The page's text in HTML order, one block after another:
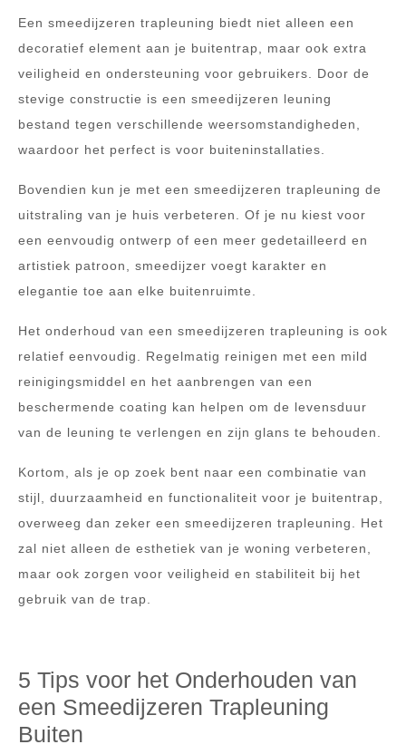
Een smeedijzeren trapleuning biedt niet alleen een
decoratief element aan je buitentrap, maar ook extra
veiligheid en ondersteuning voor gebruikers. Door de
stevige constructie is een smeedijzeren leuning
bestand tegen verschillende weersomstandigheden,
waardoor het perfect is voor buiteninstallaties.
Bovendien kun je met een smeedijzeren trapleuning de
uitstraling van je huis verbeteren. Of je nu kiest voor
een eenvoudig ontwerp of een meer gedetailleerd en
artistiek patroon, smeedijzer voegt karakter en
elegantie toe aan elke buitenruimte.
Het onderhoud van een smeedijzeren trapleuning is ook
relatief eenvoudig. Regelmatig reinigen met een mild
reinigingsmiddel en het aanbrengen van een
beschermende coating kan helpen om de levensduur
van de leuning te verlengen en zijn glans te behouden.
Kortom, als je op zoek bent naar een combinatie van
stijl, duurzaamheid en functionaliteit voor je buitentrap,
overweeg dan zeker een smeedijzeren trapleuning. Het
zal niet alleen de esthetiek van je woning verbeteren,
maar ook zorgen voor veiligheid en stabiliteit bij het
gebruik van de trap.
5 Tips voor het Onderhouden van
een Smeedijzeren Trapleuning
Buiten